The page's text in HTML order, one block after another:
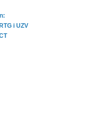
i UZV